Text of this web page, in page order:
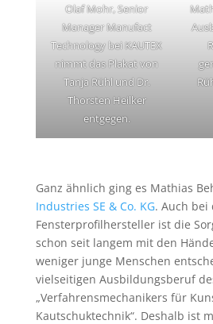
Olaf Mohr, Senior
Manager Manufact
Technology bei KAUTEX
nimmt das Plakat von
Tanja Rühl und Dr.
Thorsten Heilker
entgegen.
Ganz ähnlich ging es Mathias
Industries SE & Co. KG. Auch bei
Fensterprofilhersteller ist die
schon seit langem mit den
weniger junge Menschen
vielseitigen Ausbildungsberuf
„Verfahrensmechanikers für
Kautschuktechnik“. Deshalb ist